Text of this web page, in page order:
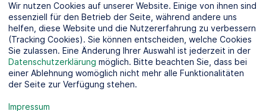
SOCIAL MEDIA
KOOPERATIONSPARTNER
Wir nutzen Cookies auf unserer Website. Einige von ihnen sind
essenziell für den Betrieb der Seite, während andere uns
helfen, diese Website und die Nutzererfahrung zu verbessern
(Tracking Cookies). Sie können entscheiden, welche Cookies
Sie zulassen. Eine Änderung Ihrer Auswahl ist jederzeit in der
Datenschutzerklärung möglich. Bitte beachten Sie, dass bei
einer Ablehnung womöglich nicht mehr alle Funktionalitäten
der Seite zur Verfügung stehen.
Impressum